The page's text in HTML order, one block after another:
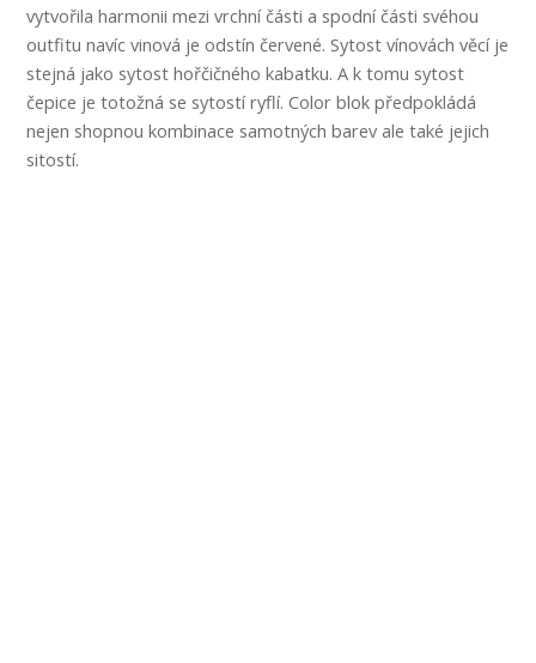
vytvořila harmonii mezi vrchní části a spodní části svéhou
outfitu navíc vinová je odstín červené. Sytost vínovách věcí je
stejná jako sytost hořčičného kabatku. A k tomu sytost
čepice je totožná se sytostí ryflí. Color blok předpokládá
nejen shopnou kombinace samotných barev ale také jejich
sitostí.